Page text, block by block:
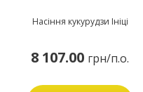
Насіння кукурудзи Ініці
8 107.00 грн/п.о.